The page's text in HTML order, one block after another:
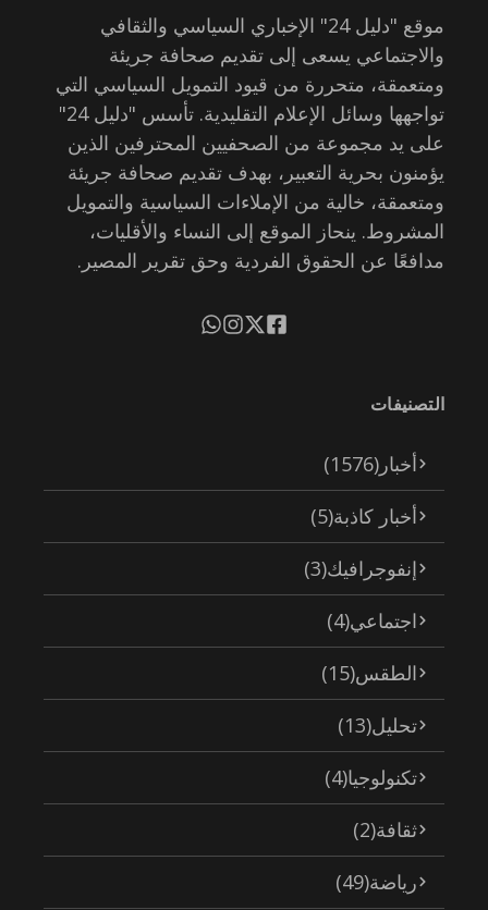
موقع "دليل 24" الإخباري السياسي والثقافي
والاجتماعي يسعى إلى تقديم صحافة جريئة
ومتعمقة، متحررة من قيود التمويل السياسي التي
تواجهها وسائل الإعلام التقليدية. تأسس "دليل 24"
على يد مجموعة من الصحفيين المحترفين الذين
يؤمنون بحرية التعبير، بهدف تقديم صحافة جريئة
ومتعمقة، خالية من الإملاءات السياسية والتمويل
المشروط. ينحاز الموقع إلى النساء والأقليات،
مدافعًا عن الحقوق الفردية وحق تقرير المصير.
التصنيفات
أخبار (1576)
أخبار كاذبة(5)
إنفوجرافيك(3)
اجتماعي(4)
الطقس(15)
تحليل(13)
تكنولوجيا(4)
ثقافة(2)
رياضة(49)